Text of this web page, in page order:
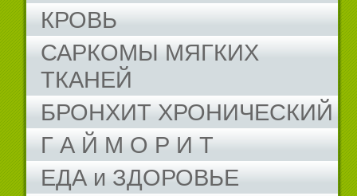
КРОВЬ
САРКОМЫ МЯГКИХ
ТКАНЕЙ
БРОНХИТ ХРОНИЧЕСКИЙ
Г А Й М О Р И Т
ЕДА и ЗДОРОВЬЕ